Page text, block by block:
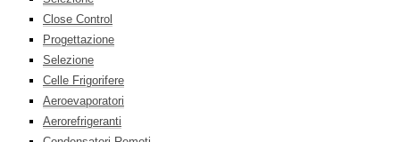
Close Control
Progettazione
Selezione
Celle Frigorifere
Aeroevaporatori
Aerorefrigeranti